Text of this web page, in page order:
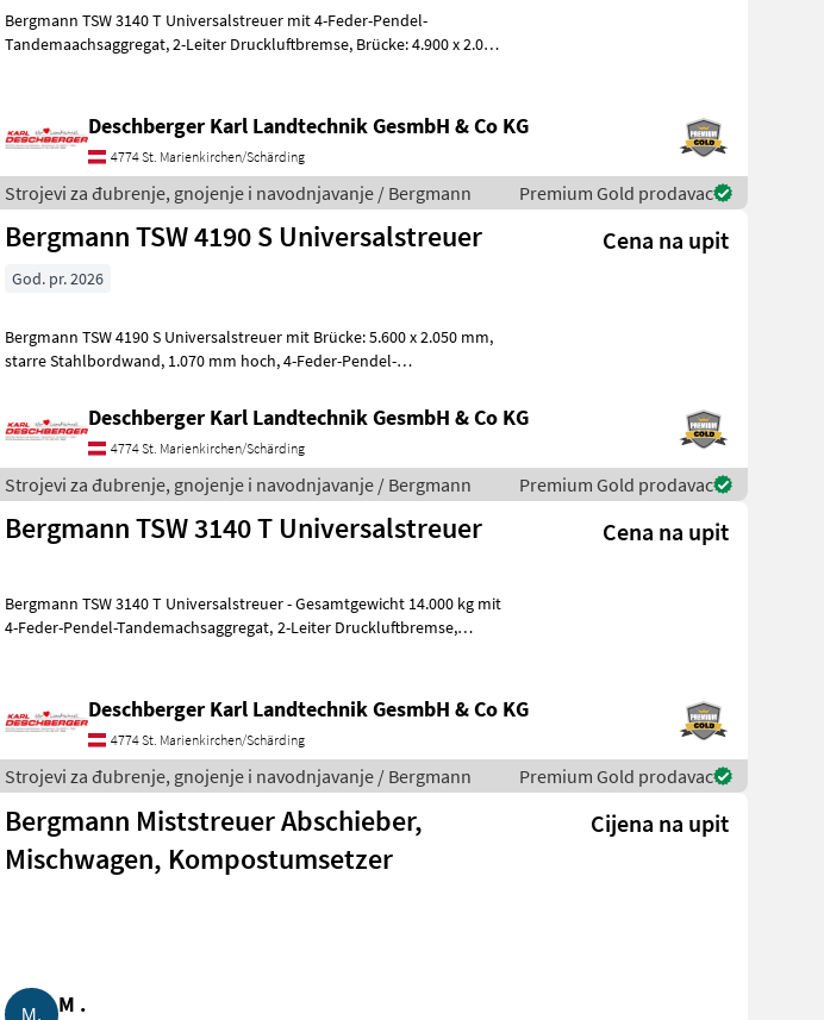
Bergmann TSW 3140 T Universalstreuer mit 4-Feder-Pendel-
Tandemaachsaggregat, 2-Leiter Druckluftbremse, Brücke: 4.900 x 2.050
Deschberger Karl Landtechnik GesmbH & Co KG
4774 St. Marienkirchen/Schärding
Strojevi za đubrenje, gnojenje i navodnjavanje / Bergmann Premium Gold prodavac
Bergmann TSW 4190 S Universalstreuer Cena na upit
God. pr. 2026
Bergmann TSW 4190 S Universalstreuer mit Brücke: 5.600 x 2.050 mm,
starre Stahlbordwand, 1.070 mm hoch, 4-Feder-Pendel-
Deschberger Karl Landtechnik GesmbH & Co KG
4774 St. Marienkirchen/Schärding
Strojevi za đubrenje, gnojenje i navodnjavanje / Bergmann Premium Gold prodavac
Bergmann TSW 3140 T Universalstreuer Cena na upit
Bergmann TSW 3140 T Universalstreuer - Gesamtgewicht 14.000 kg mit
4-Feder-Pendel-Tandemachsaggregat, 2-Leiter Druckluftbremse,
Deschberger Karl Landtechnik GesmbH & Co KG
4774 St. Marienkirchen/Schärding
Strojevi za đubrenje, gnojenje i navodnjavanje / Bergmann Premium Gold prodavac
Bergmann Miststreuer Abschieber,
Mischwagen, Kompostumsetzer
Cijena na upit
M .